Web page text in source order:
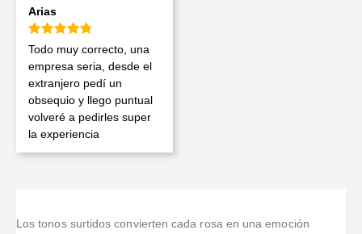
Arias
Valorado en de 5
Todo muy correcto, una
empresa seria, desde el
extranjero pedí un
obsequio y llego puntual
volveré a pedirles super
la experiencia
Los tonos surtidos convierten cada rosa en una emoción